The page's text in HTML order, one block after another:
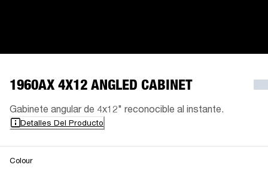
1960AX 4X12 ANGLED CABINET
Gabinete angular de 4x12" reconocible al instante.
Detalles Del Producto
Colour